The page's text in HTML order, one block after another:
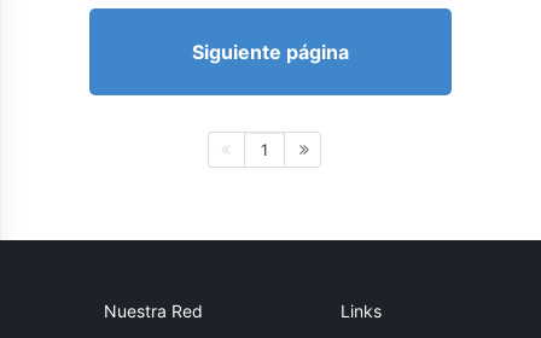
Siguiente página
1
Nuestra Red Links